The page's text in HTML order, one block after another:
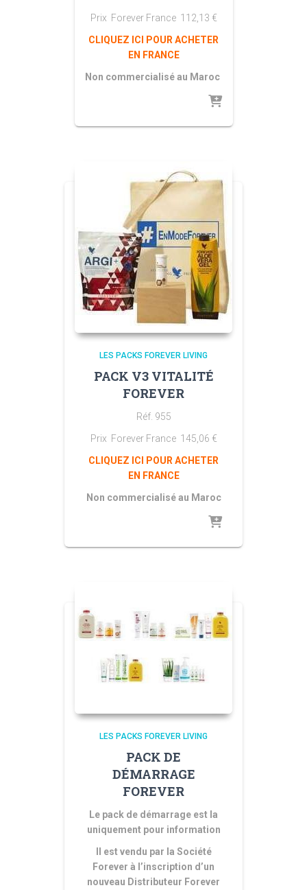
Prix Forever France 112,13 €
CLIQUEZ ICI POUR ACHETER
EN FRANCE
Non commercialisé au Maroc
LES PACKS FOREVER LIVING
PACK V3 VITALITÉ
FOREVER
Réf. 955
Prix Forever France 145,06 €
CLIQUEZ ICI POUR ACHETER
EN FRANCE
Non commercialisé au Maroc
LES PACKS FOREVER LIVING
PACK DE
DÉMARRAGE
FOREVER
Le pack de démarrage est la
uniquement pour information
Il est vendu par la Société
Forever à l’inscription d’un
nouveau Distributeur Forever